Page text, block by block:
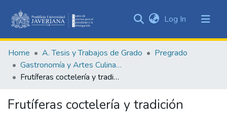
&
Collections
Statistics
Log In (current)
Home A. Tesis y Trabajos de Grado
Pregrado
Gastronomía y Artes Culinarias
Frutíferas coctelería y tradición
Frutíferas coctelería y tradición